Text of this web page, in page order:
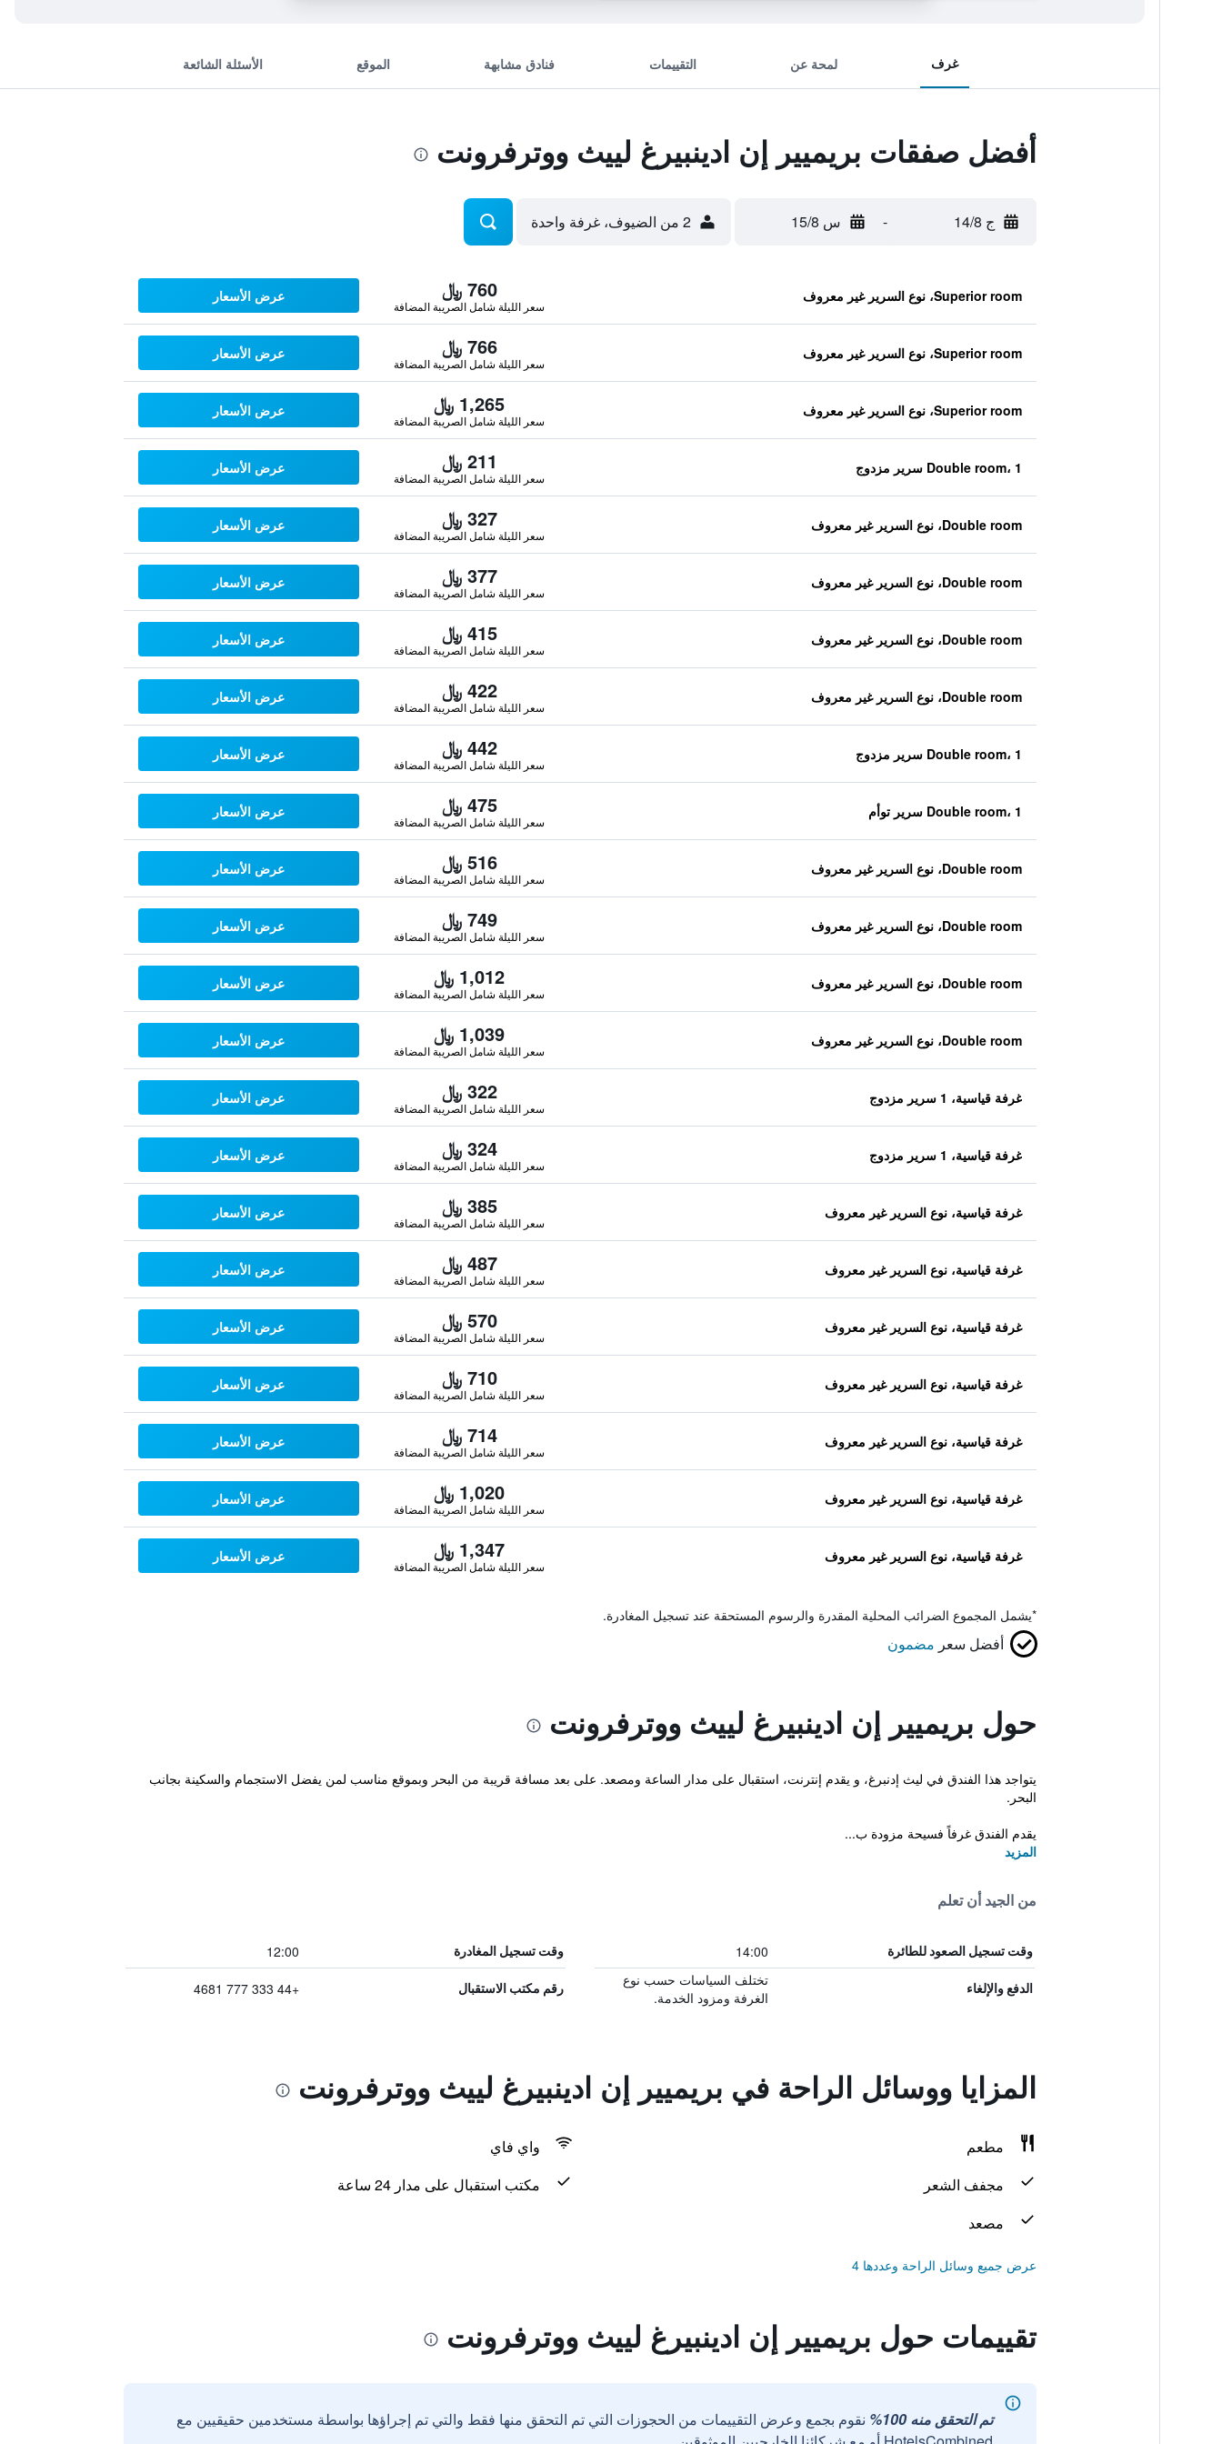
غرف لمحة عن التقييمات فنادق مشابهة الموقع الأسئلة الشائعة
أفضل صفقات بريميير إن ادينبيرغ لييث ووترفرونت
ج 14/8 - س 15/8 2 من الضيوف، غرفة واحدة
Superior room، نوع السرير غير معروف 760 ﷼
سعر الليلة شامل الصريبة المضافة
عرض الأسعار
Superior room، نوع السرير غير معروف 766 ﷼
سعر الليلة شامل الصريبة المضافة
عرض الأسعار
Superior room، نوع السرير غير معروف 1,265 ﷼
سعر الليلة شامل الصريبة المضافة
عرض الأسعار
Double room، 1 سرير مزدوج 211 ﷼
سعر الليلة شامل الصريبة المضافة
عرض الأسعار
Double room، نوع السرير غير معروف 327 ﷼
سعر الليلة شامل الصريبة المضافة
عرض الأسعار
Double room، نوع السرير غير معروف 377 ﷼
سعر الليلة شامل الصريبة المضافة
عرض الأسعار
Double room، نوع السرير غير معروف 415 ﷼
سعر الليلة شامل الصريبة المضافة
عرض الأسعار
Double room، نوع السرير غير معروف 422 ﷼
سعر الليلة شامل الصريبة المضافة
عرض الأسعار
Double room، 1 سرير مزدوج 442 ﷼
سعر الليلة شامل الصريبة المضافة
عرض الأسعار
Double room، 1 سرير توأم 475 ﷼
سعر الليلة شامل الصريبة المضافة
عرض الأسعار
Double room، نوع السرير غير معروف 516 ﷼
سعر الليلة شامل الصريبة المضافة
عرض الأسعار
Double room، نوع السرير غير معروف 749 ﷼
سعر الليلة شامل الصريبة المضافة
عرض الأسعار
Double room، نوع السرير غير معروف 1,012 ﷼
سعر الليلة شامل الصريبة المضافة
عرض الأسعار
Double room، نوع السرير غير معروف 1,039 ﷼
سعر الليلة شامل الصريبة المضافة
عرض الأسعار
غرفة قياسية، 1 سرير مزدوج 322 ﷼
سعر الليلة شامل الصريبة المضافة
عرض الأسعار
غرفة قياسية، 1 سرير مزدوج 324 ﷼
سعر الليلة شامل الصريبة المضافة
عرض الأسعار
غرفة قياسية، نوع السرير غير معروف 385 ﷼
سعر الليلة شامل الصريبة المضافة
عرض الأسعار
غرفة قياسية، نوع السرير غير معروف 487 ﷼
سعر الليلة شامل الصريبة المضافة
عرض الأسعار
غرفة قياسية، نوع السرير غير معروف 570 ﷼
سعر الليلة شامل الصريبة المضافة
عرض الأسعار
غرفة قياسية، نوع السرير غير معروف 710 ﷼
سعر الليلة شامل الصريبة المضافة
عرض الأسعار
غرفة قياسية، نوع السرير غير معروف 714 ﷼
سعر الليلة شامل الصريبة المضافة
عرض الأسعار
غرفة قياسية، نوع السرير غير معروف 1,020 ﷼
سعر الليلة شامل الصريبة المضافة
عرض الأسعار
غرفة قياسية، نوع السرير غير معروف 1,347 ﷼
سعر الليلة شامل الصريبة المضافة
عرض الأسعار
*يشمل المجموع الضرائب المحلية المقدرة والرسوم المستحقة عند تسجيل المغادرة.
أفضل سعر مضمون
حول بريميير إن ادينبيرغ لييث ووترفرونت
يتواجد هذا الفندق في ليث إدنبرغ، و يقدم إنترنت، استقبال على مدار الساعة ومصعد. على بعد مسافة قريبة من البحر وبموقع مناسب لمن يفضل الاستجمام والسكينة بجانب
البحر.
يقدم الفندق غرفاً فسيحة مزودة ب...
المزيد
من الجيد أن تعلم
وقت تسجيل الصعود للطائرة 14:00 وقت تسجيل المغادرة 12:00
الدفع والإلغاء
تختلف السياسات حسب نوع
الغرفة ومزود الخدمة.
رقم مكتب الاستقبال +44 333 777 4681
المزايا ووسائل الراحة في بريميير إن ادينبيرغ لييث ووترفرونت
مطعم
واي فاي
مجفف الشعر
مكتب استقبال على مدار 24 ساعة
مصعد
عرض جميع وسائل الراحة وعددها 4
تقييمات حول بريميير إن ادينبيرغ لييث ووترفرونت
تم التحقق منه 100%
نقوم بجمع وعرض التقييمات من الحجوزات التي تم التحقق منها فقط والتي تم إجراؤها بواسطة مستخدمين حقيقيين مع